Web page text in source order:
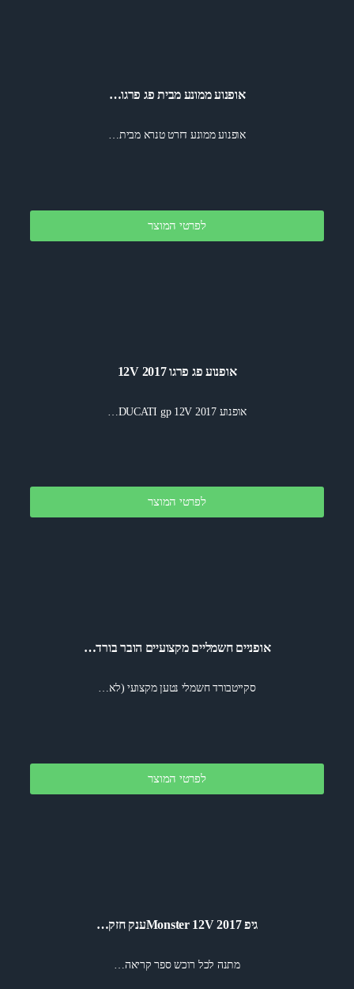
אופנוע ממונע מבית פג פרגו…
אופנוע ממונע דזרט טנרא מבית…
לפרטי המוצר
אופנוע פג פרגו 12V 2017
אופנוע DUCATI gp 12V 2017…
לפרטי המוצר
אופניים חשמליים מקצועיים הובר בורד…
סקייטבורד חשמלי נטען מקצועי (לא…
לפרטי המוצר
גיפ Monster 12V 2017ענק חזק…
מתנה לכל רוכש ספר קריאה…